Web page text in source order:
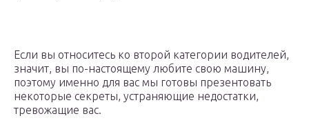
Если вы относитесь ко второй категории водителей,
значит, вы по-настоящему любите свою машину,
поэтому именно для вас мы готовы презентовать
некоторые секреты, устраняющие недостатки,
тревожащие вас.